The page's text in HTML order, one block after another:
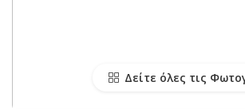
Δείτε όλες τις